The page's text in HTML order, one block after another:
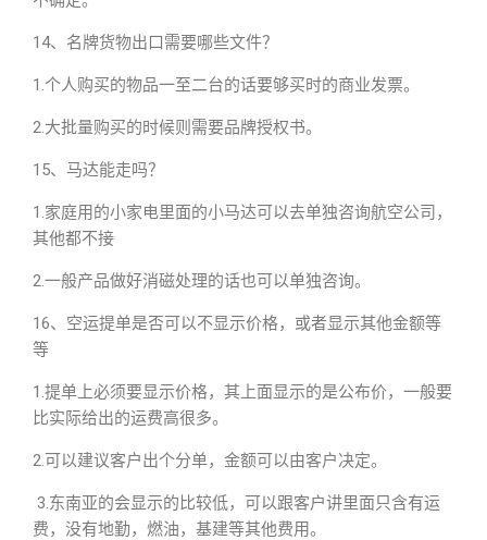
14、名牌货物出口需要哪些文件？
1.个人购买的物品一至二台的话要够买时的商业发票。
2.大批量购买的时候则需要品牌授权书。
15、马达能走吗？
1.家庭用的小家电里面的小马达可以去单独咨询航空公司，
其他都不接
2.一般产品做好消磁处理的话也可以单独咨询。
16、空运提单是否可以不显示价格，或者显示其他金额等
等
1.提单上必须要显示价格，其上面显示的是公布价，一般要
比实际给出的运费高很多。
2.可以建议客户出个分单，金额可以由客户决定。
3.东南亚的会显示的比较低，可以跟客户讲里面只含有运
费，没有地勤，燃油，基建等其他费用。